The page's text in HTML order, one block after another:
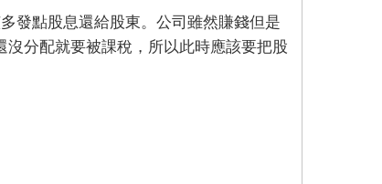
發點股息還給股東。公司雖然賺錢但是
分配就要被課稅，所以此時應該要把股